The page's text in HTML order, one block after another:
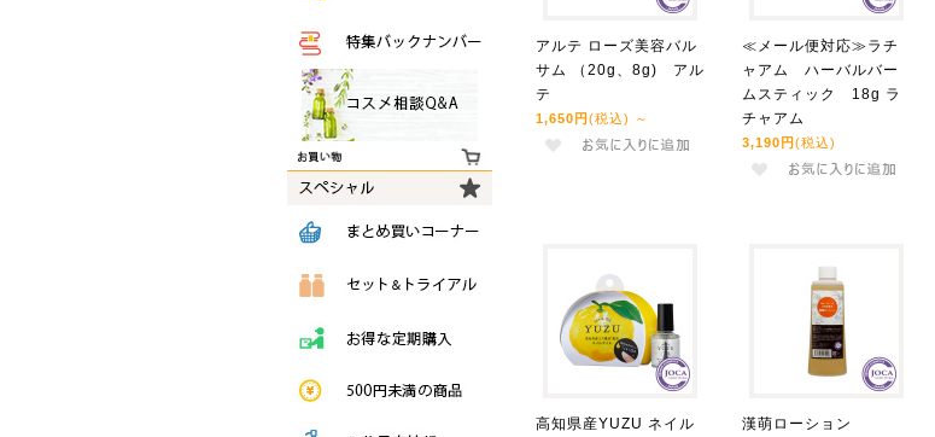
アルテ ローズ美容バル
サム （20g、8g) アル
テ
1,650円 (税込) ～
≪メール便対応≫ラチ
ャアム ハーバルバー
ムスティック 18g ラ
チャアム
3,190円 (税込)
高知県産YUZU ネイル
漢萌ローション